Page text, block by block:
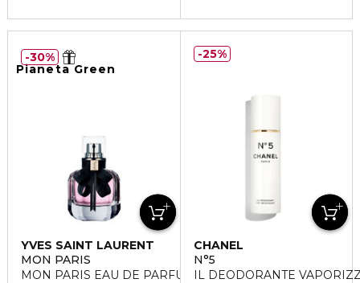
Pianeta Green
YVES SAINT LAURENT
MON PARIS
MON PARIS EAU DE PARFUM
30%
CHANEL
N°5
IL DEODORANTE
25%